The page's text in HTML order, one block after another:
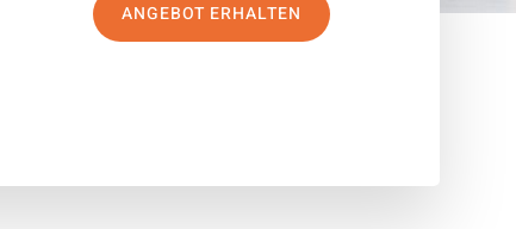
ANGEBOT ERHALTEN